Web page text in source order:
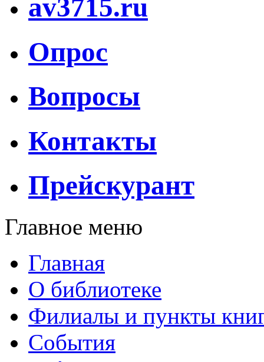
av3715.ru
Опрос
Вопросы
Контакты
Прейскурант
Главное меню
Главная
О библиотеке
Филиалы и пункты
События